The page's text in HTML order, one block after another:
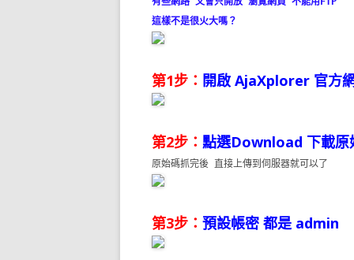
這樣不是很火大嗎？
第1步： 開啟 AjaXplorer 官方
第2步： 點選Download 下載原
原始碼抓完後 直接上傳到伺服器就可以了
第3步： 預設帳密 都是 admin